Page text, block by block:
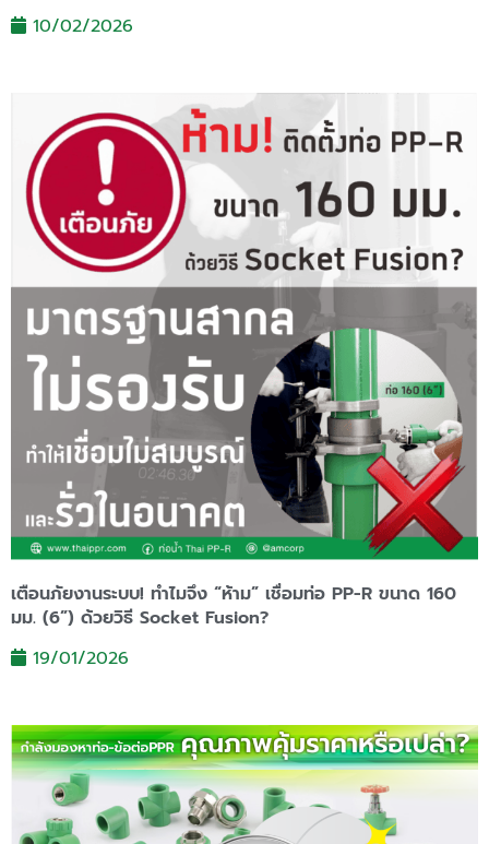
10/02/2026
เตือนภัยงานระบบ! ทำไมจึง “ห้าม” เชื่อมท่อ PP-R ขนาด 160
มม. (6”) ด้วยวิธี Socket Fusion?
19/01/2026